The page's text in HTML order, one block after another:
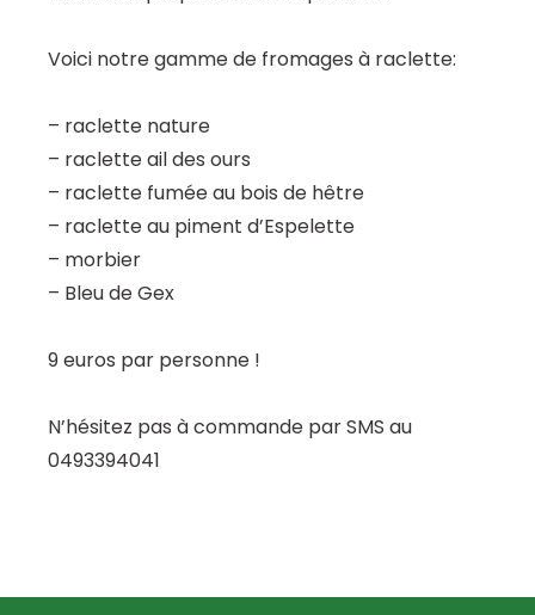
Voici notre gamme de fromages à raclette:
– raclette nature
– raclette ail des ours
– raclette fumée au bois de hêtre
– raclette au piment d’Espelette
– morbier
– Bleu de Gex
9 euros par personne !
N’hésitez pas à commande par SMS au
0493394041